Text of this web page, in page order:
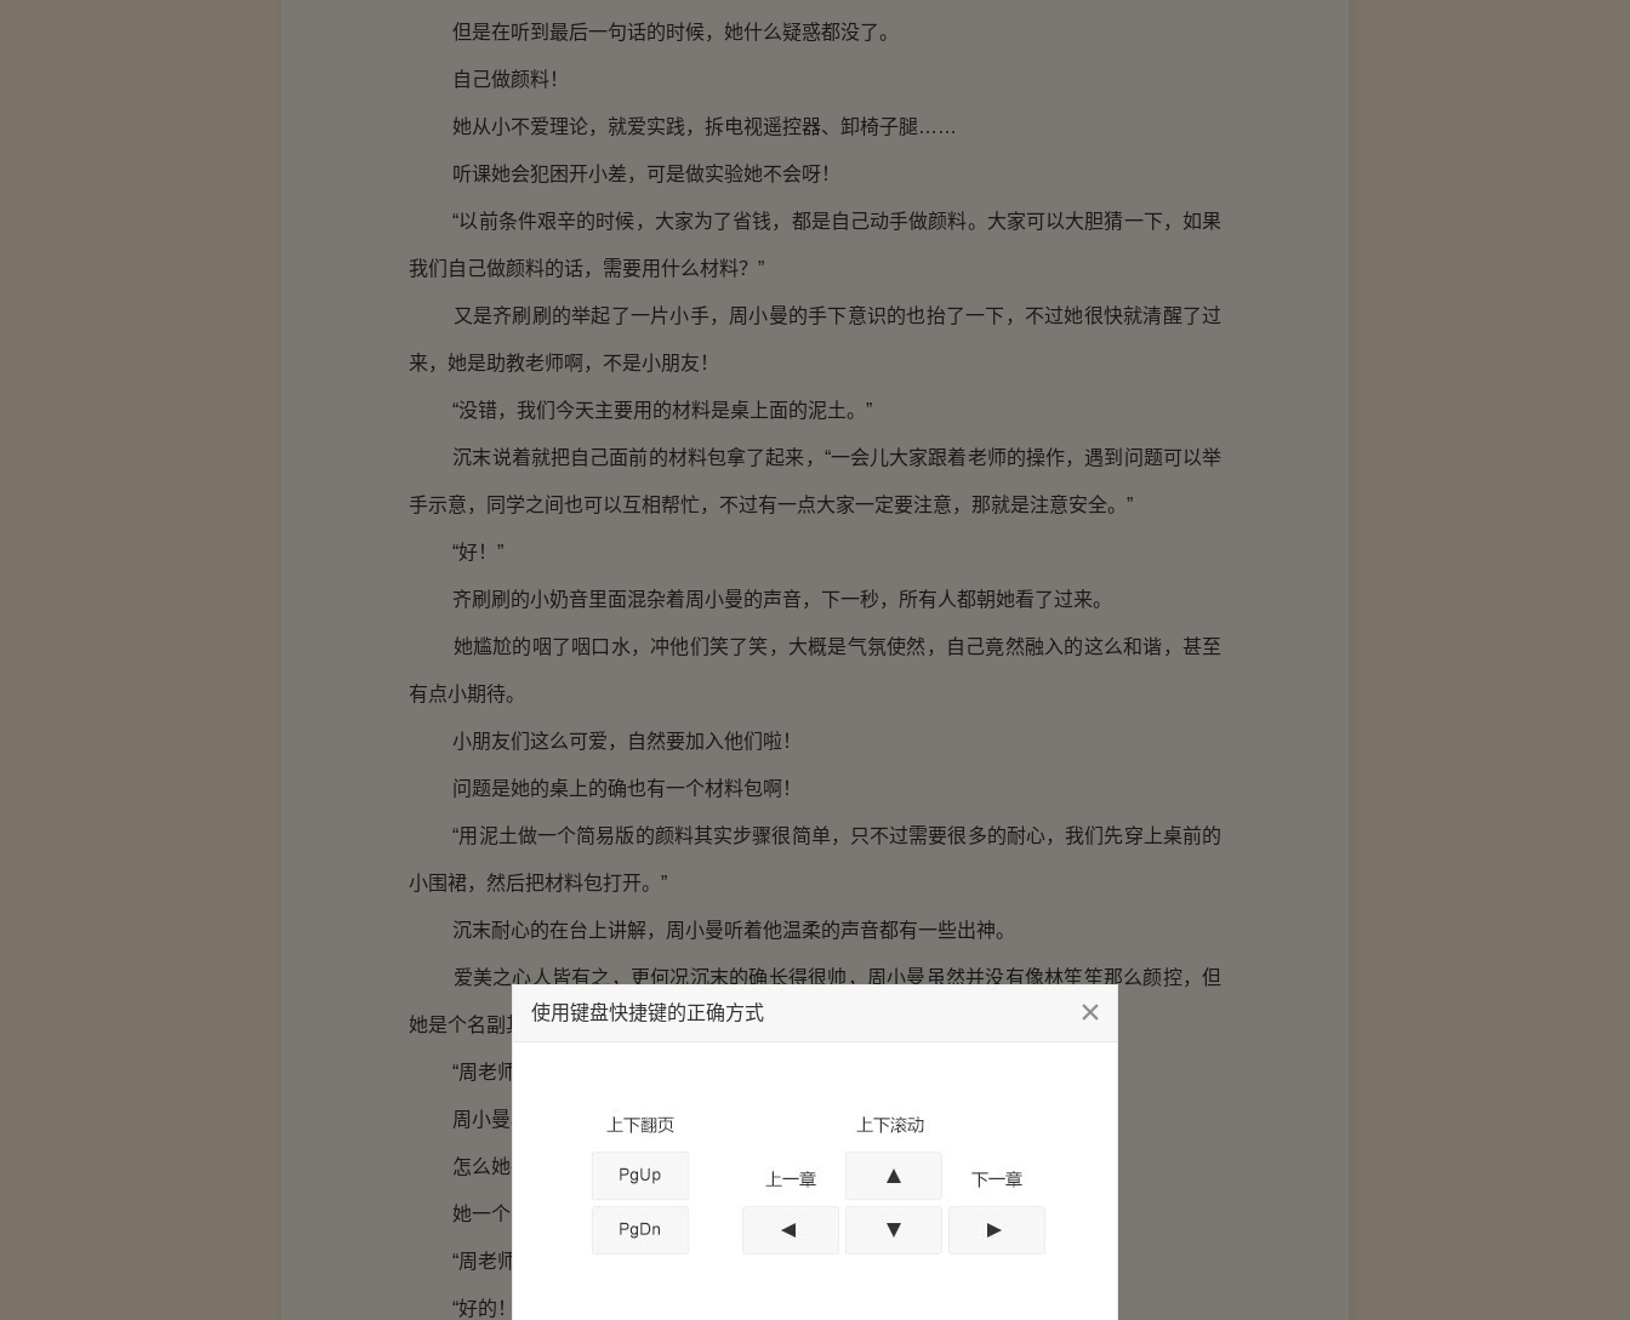
但是在听到最后一句话的时候，她什么疑惑都没了。
自己做颜料！
她从小不爱理论，就爱实践，拆电视遥控器、卸椅子腿……
听课她会犯困开小差，可是做实验她不会呀！
“以前条件艰辛的时候，大家为了省钱，都是自己动手做颜料。大家可以大胆猜一下，如果
我们自己做颜料的话，需要用什么材料？”
又是齐刷刷的举起了一片小手，周小曼的手下意识的也抬了一下，不过她很快就清醒了过
来，她是助教老师啊，不是小朋友！
“没错，我们今天主要用的材料是桌上面的泥土。”
沉末说着就把自己面前的材料包拿了起来，“一会儿大家跟着老师的操作，遇到问题可以举
手示意，同学之间也可以互相帮忙，不过有一点大家一定要注意，那就是注意安全。”
“好！”
齐刷刷的小奶音里面混杂着周小曼的声音，下一秒，所有人都朝她看了过来。
她尴尬的咽了咽口水，冲他们笑了笑，大概是气氛使然，自己竟然融入的这么和谐，甚至
有点小期待。
小朋友们这么可爱，自然要加入他们啦！
问题是她的桌上的确也有一个材料包啊！
“用泥土做一个简易版的颜料其实步骤很简单，只不过需要很多的耐心，我们先穿上桌前的
小围裙，然后把材料包打开。”
沉末耐心的在台上讲解，周小曼听着他温柔的声音都有一些出神。
爱美之心人皆有之，更何况沉末的确长得很帅，周小曼虽然并没有像林笙笙那么颜控，但
她是个名副其实的声控。
“周老师？”
周小曼再次被唤回了神，和站在讲台上的沉末四目相对，有点小心虚。
怎么她每次走神都会被抓？
她一个不信玄学的人，现在都觉得她跟沉末一定八字相冲。
“周老师，麻烦您帮小朋友们穿一下围裙。”
“好的！”
使用键盘快捷键的正确方式